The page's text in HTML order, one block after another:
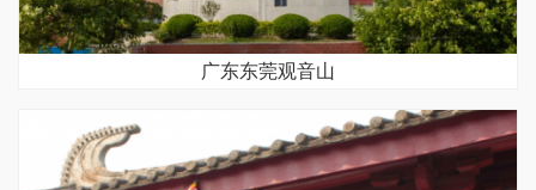
广东东莞观音山